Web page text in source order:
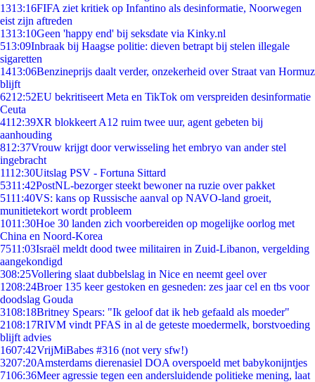
1313:16FIFA ziet kritiek op Infantino als desinformatie, Noorwegen
eist zijn aftreden
1313:10Geen 'happy end' bij seksdate via Kinky.nl
513:09Inbraak bij Haagse politie: dieven betrapt bij stelen illegale
sigaretten
1413:06Benzineprijs daalt verder, onzekerheid over Straat van Hormuz
blijft
6212:52EU bekritiseert Meta en TikTok om verspreiden desinformatie
Ceuta
4112:39XR blokkeert A12 ruim twee uur, agent gebeten bij
aanhouding
812:37Vrouw krijgt door verwisseling het embryo van ander stel
ingebracht
1112:30Uitslag PSV - Fortuna Sittard
5311:42PostNL-bezorger steekt bewoner na ruzie over pakket
5111:40VS: kans op Russische aanval op NAVO-land groeit,
munitietekort wordt probleem
1011:30Hoe 30 landen zich voorbereiden op mogelijke oorlog met
China en Noord-Korea
7511:03Israël meldt dood twee militairen in Zuid-Libanon, vergelding
aangekondigd
308:25Vollering slaat dubbelslag in Nice en neemt geel over
1208:24Broer 135 keer gestoken en gesneden: zes jaar cel en tbs voor
doodslag Gouda
3108:18Britney Spears: "Ik geloof dat ik heb gefaald als moeder"
2108:17RIVM vindt PFAS in al de geteste moedermelk, borstvoeding
blijft advies
1607:42VrijMiBabes #316 (not very sfw!)
3207:20Amsterdams dierenasiel DOA overspoeld met babykonijntjes
7106:36Meer agressie tegen een andersluidende politieke mening, laat